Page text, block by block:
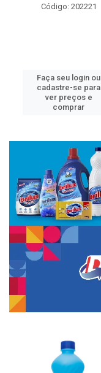
Código: 202221
Faça seu login ou
cadastre-se para
ver preços e
comprar